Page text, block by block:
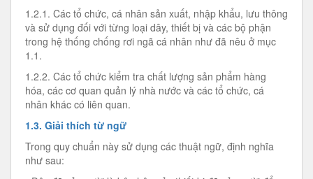
1.2.1. Các tổ chức, cá nhân sản xuất, nhập khẩu, lưu thông
và sử dụng đối với từng loại dây, thiết bị và các bộ phận
trong hệ thống chống rơi ngã cá nhân như đã nêu ở mục
1.1.
1.2.2. Các tổ chức kiểm tra chất lượng sản phẩm hàng
hóa, các cơ quan quản lý nhà nước và các tổ chức, cá
nhân khác có liên quan.
1.3. Giải thích từ ngữ
Trong quy chuẩn này sử dụng các thuật ngữ, định nghĩa
như sau: